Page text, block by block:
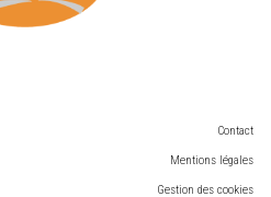
Contact
Mentions légales
Gestion des cookies